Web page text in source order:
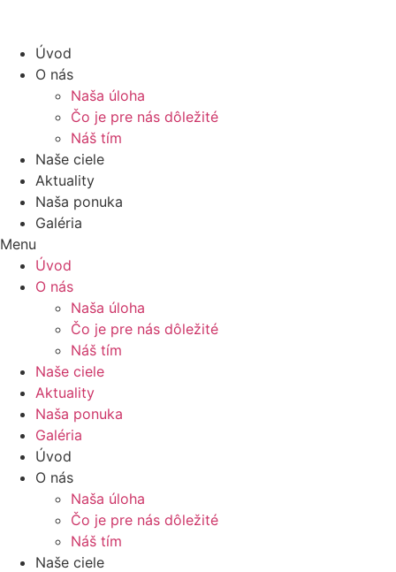
Úvod
O nás
Naša úloha
Čo je pre nás dôležité
Náš tím
Naše ciele
Aktuality
Naša ponuka
Galéria
Menu
Úvod
O nás
Naša úloha
Čo je pre nás dôležité
Náš tím
Naše ciele
Aktuality
Naša ponuka
Galéria
Úvod
O nás
Naša úloha
Čo je pre nás dôležité
Náš tím
Naše ciele